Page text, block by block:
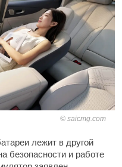
saicmg.com
лежит в другой
безопасности и работе